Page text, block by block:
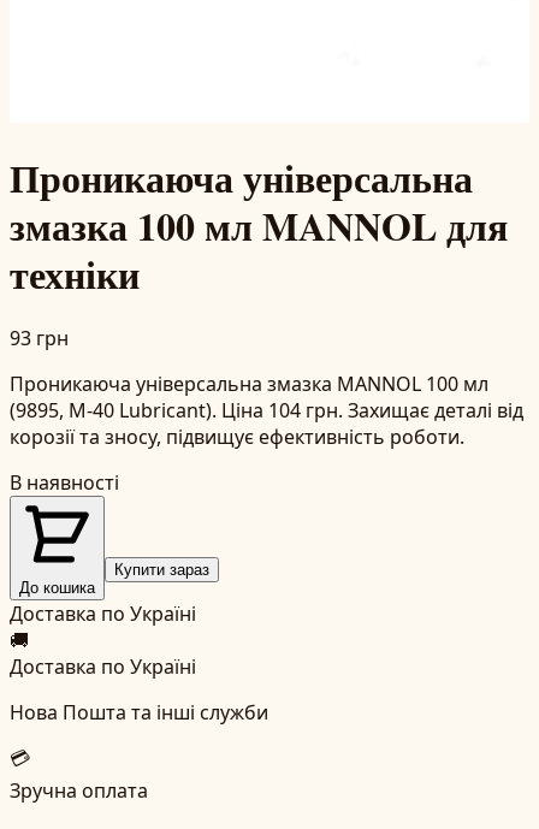
Проникаюча універсальна
змазка 100 мл MANNOL для
техніки
93 грн
Проникаюча універсальна змазка MANNOL 100 мл
(9895, M-40 Lubricant). Ціна 104 грн. Захищає деталі від
корозії та зносу, підвищує ефективність роботи.
В наявності
До кошика
Купити зараз
Доставка по Україні
🚚
Доставка по Україні
Нова Пошта та інші служби
💳
Зручна оплата